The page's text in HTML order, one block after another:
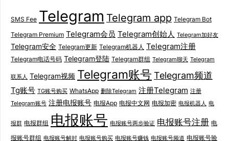
SMS Fee Telegram Telegram app Telegram Bot
Telegram Premium Telegram会员 Telegram创始人 Telegram加好友
Telegram安全 Telegram更新 Telegram机器人 Telegram注册
Telegram电话号码 Telegram登陆 Telegram群组 Telegram聊天 Telegram
联系人 Telegram视频 Telegram账号 Telegram频道
Tg账号 TG账号购买 WhatsApp 删除Telegram 注册Telegram 注册
Telegram账号 注册电报账号 电报App 电报中文网 电报加密 电报机器人 电
报群 电报群组 电报账号 电报账号两步验证 电报账号注册 电
报账号群组 电报账号解封 电报账号购买 电报账号赚钱 电报账号频道 电报账号验